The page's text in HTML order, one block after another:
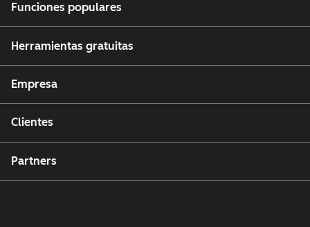
Funciones populares
Herramientas gratuitas
Empresa
Clientes
Partners